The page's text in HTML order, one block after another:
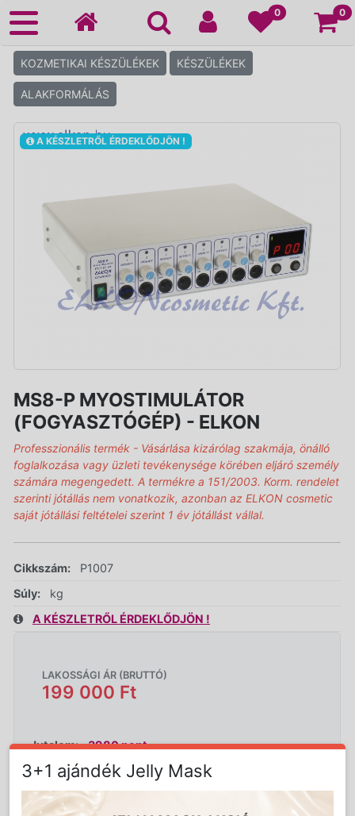
0 0
KOZMETIKAI KÉSZÜLÉKEK KÉSZÜLÉKEK
ALAKFORMÁLÁS
A KÉSZLETRŐL ÉRDEKLŐDJÖN !
MS8-P MYOSTIMULÁTOR
(FOGYASZTÓGÉP) - ELKON
Professzionális termék - Vásárlása kizárólag szakmája, önálló
foglalkozása vagy üzleti tevékenysége körében eljáró személy
számára megengedett. A termékre a 151/2003. Korm. rendelet
szerinti jótállás nem vonatkozik, azonban az ELKON cosmetic
saját jótállási feltételei szerint 1 év jótállást vállal.
Cikkszám:
P1007
Súly:
kg
A KÉSZLETRŐL ÉRDEKLŐDJÖN !
LAKOSSÁGI ÁR (BRUTTÓ)
199 000 Ft
Jutalom: 3980 pont
3+1 ajándék Jelly Mask